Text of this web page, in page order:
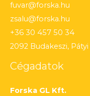
fuvar@forska.hu
zsalu@forska.hu
+36 30 457 50 34
2092 Budakeszi, Pátyi
Cégadatok
Forska GL Kft.